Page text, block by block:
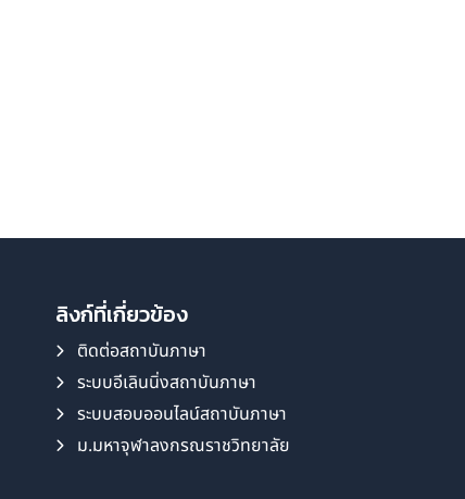
ลิงก์ที่เกี่ยวข้อง
ติดต่อสถาบันภาษา
ระบบอีเลินนิ่งสถาบันภาษา
ระบบสอบออนไลน์สถาบันภาษา
ม.มหาจุฬาลงกรณราชวิทยาลัย